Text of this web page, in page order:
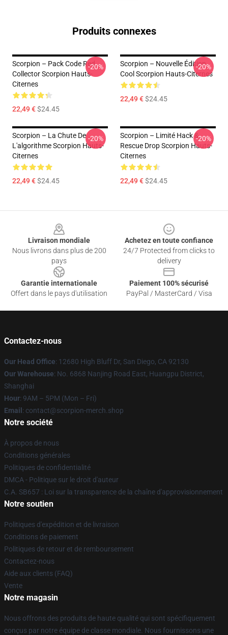
Produits connexes
Scorpion – Pack Code Red
Collector Scorpion Hauts-
Citernes
22,49 €$24.45
-20%
Scorpion – Nouvelle Édition
Cool Scorpion Hauts-Citernes
22,49 €$24.45
-20%
Scorpion – La Chute De
L'algorithme Scorpion Hauts-
Citernes
22,49 €$24.45
-20%
Scorpion – Limité Hack &
Rescue Drop Scorpion Hauts-
Citernes
22,49 €$24.45
-20%
Livraison mondiale
Nous livrons dans plus de 200
pays
Achetez en toute confiance
24/7 Protected from clicks to
delivery
Garantie internationale
Offert dans le pays d'utilisation
Paiement 100% sécurisé
PayPal / MasterCard / Visa
Contactez-nous
Our Head Office: 12680 High Bluff Dr, San Diego, CA 92130
Our Warehouse: No. 6868 Nanjing Road East, Huangpu District,
Shanghai
Hour: 9AM – 5PM (Mon – Fri)
Email : contact@scorpion-merch.shop
Notre société
À propos de nous
Conditions générales
Politiques de confidentialité
DMCA - Politique sur le droit d'auteur
C.A. SB657 : Loi sur la transparence de la chaîne d'approvisionnement
Notre soutien
Politiques d'expédition et de livraison
Conditions de paiement
Politiques de retour et de remboursement
Contactez-nous
Aide aux clients (FAQ)
Vente
Notre magasin
Nous offrons des produits de haute qualité qui sont spécifiquement
conçus par notre équipe de classe mondiale. Nous fournissons une